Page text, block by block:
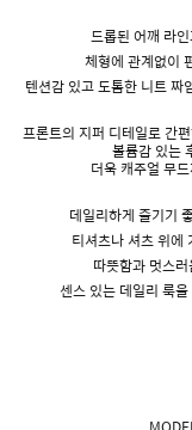
드롭된 어깨 라
체형에 관계없이
텐션감 있고 도톰한 니트 짜
프론트의 지퍼 디테일로 간
볼륨감 있는
더욱 캐주얼 무
데일리하게 즐기기
티셔츠나 셔츠 위에
따뜻함과 멋스
센스 있는 데일리 룩